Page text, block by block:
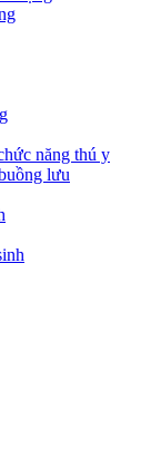
năng thú y
lưu